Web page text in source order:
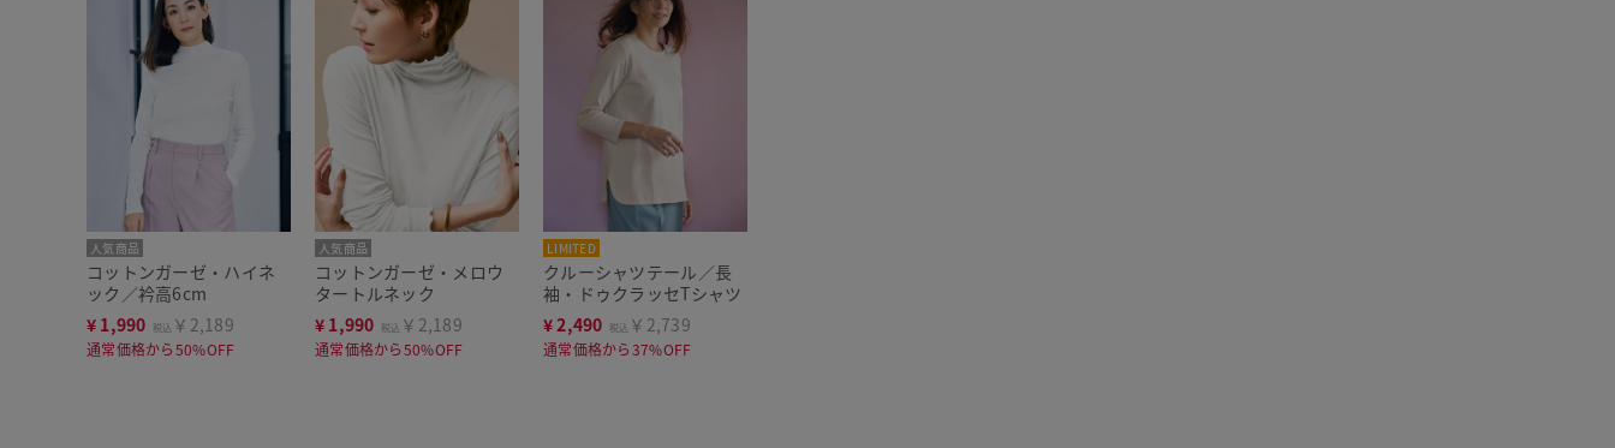
人気商品
コットンガーゼ・ハイネ
ック／衿高6cm
¥ 1,990 税込 ￥2,189
通常価格から50%OFF
人気商品
コットンガーゼ・メロウ
タートルネック
¥ 1,990 税込 ￥2,189
通常価格から50%OFF
LIMITED
クルーシャツテール／長
袖・ドゥクラッセTシャツ
¥2,490 税込 ￥2,739
通常価格から37%OFF